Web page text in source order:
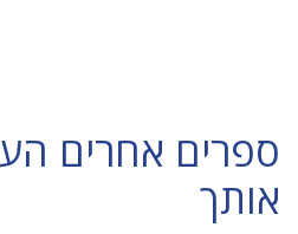
ספרים אחרים
אותך